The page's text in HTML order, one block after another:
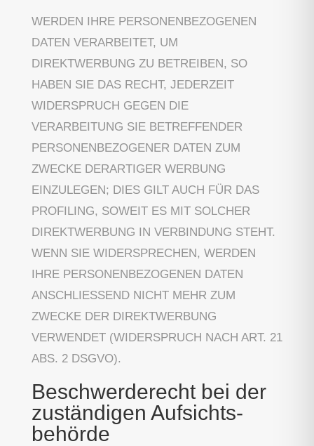
WERDEN IHRE PERSONENBEZOGENEN
DATEN VERARBEITET, UM
DIREKTWERBUNG ZU BETREIBEN, SO
HABEN SIE DAS RECHT, JEDERZEIT
WIDERSPRUCH GEGEN DIE
VERARBEITUNG SIE BETREFFENDER
PERSONENBEZOGENER DATEN ZUM
ZWECKE DERARTIGER WERBUNG
EINZULEGEN; DIES GILT AUCH FÜR DAS
PROFILING, SOWEIT ES MIT SOLCHER
DIREKTWERBUNG IN VERBINDUNG STEHT.
WENN SIE WIDERSPRECHEN, WERDEN
IHRE PERSONENBEZOGENEN DATEN
ANSCHLIESSEND NICHT MEHR ZUM
ZWECKE DER DIREKTWERBUNG
VERWENDET (WIDERSPRUCH NACH ART. 21
ABS. 2 DSGVO).
Beschwerde­recht bei der
zuständigen Aufsichts­
behörde